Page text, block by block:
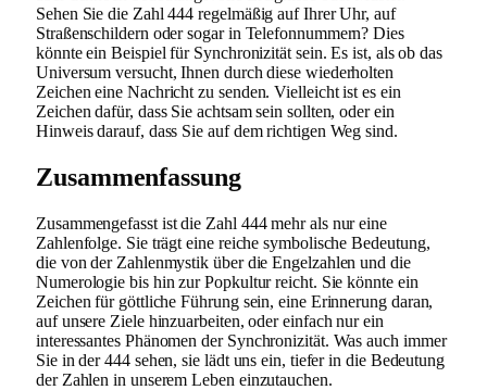
Sehen Sie die Zahl 444 regelmäßig auf Ihrer Uhr, auf
Straßenschildern oder sogar in Telefonnummern? Dies
könnte ein Beispiel für Synchronizität sein. Es ist, als ob das
Universum versucht, Ihnen durch diese wiederholten
Zeichen eine Nachricht zu senden. Vielleicht ist es ein
Zeichen dafür, dass Sie achtsam sein sollten, oder ein
Hinweis darauf, dass Sie auf dem richtigen Weg sind.
Zusammenfassung
Zusammengefasst ist die Zahl 444 mehr als nur eine
Zahlenfolge. Sie trägt eine reiche symbolische Bedeutung,
die von der Zahlenmystik über die Engelzahlen und die
Numerologie bis hin zur Popkultur reicht. Sie könnte ein
Zeichen für göttliche Führung sein, eine Erinnerung daran,
auf unsere Ziele hinzuarbeiten, oder einfach nur ein
interessantes Phänomen der Synchronizität. Was auch immer
Sie in der 444 sehen, sie lädt uns ein, tiefer in die Bedeutung
der Zahlen in unserem Leben einzutauchen.